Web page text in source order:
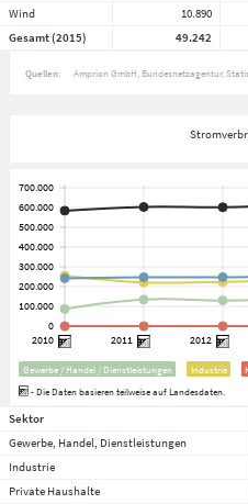
Wind
10.890
Gesamt (2015)
49.242
Quellen: Amprion GmbH Bundesnetzagentur
Gewerbe / Handel / Dienstleistungen Industrie
- Die Daten basieren teilweise auf Landesdaten.
Sektor
Gewerbe, Handel, Dienstleistungen
Industrie
Private Haushalte